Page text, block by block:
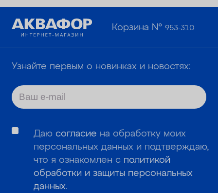
Корзина №953-310
Узнайте первым о новинках и новостях:
Даю согласие на обработку моих
персональных данных и подтверждаю,
что я ознакомлен с политикой
обработки и защиты персональных
данных.